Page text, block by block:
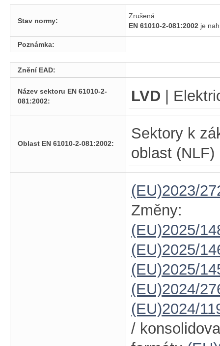
Stav normy:
Zrušená
EN 61010-2-081:2002 je
Poznámka:
Znění EAD:
Název sektoru EN 61010-2-
081:2002:
LVD |
Oblast EN 61010-2-081:2002:
Sektory k
oblast (NLF)
(EU)2023/
Změny:
(EU)2025/
(EU)2025/
(EU)2025/
(EU)2024/
(EU)2024/
/